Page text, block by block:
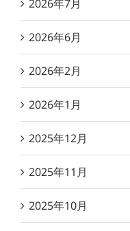
2026年7月
2026年6月
2026年2月
2026年1月
2025年12月
2025年11月
2025年10月